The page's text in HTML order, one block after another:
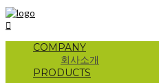
COMPANY
회사소개
PRODUCTS